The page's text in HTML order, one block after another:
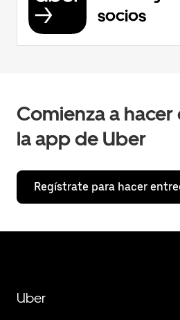
socios
Comienza a
la app de Uber
Regístrate para hacer
Uber